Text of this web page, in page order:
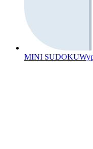
MINI SUDOKU